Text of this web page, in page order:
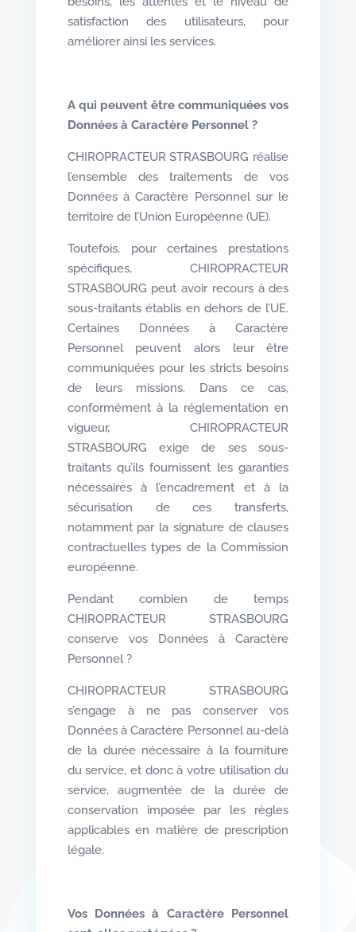
satisfaction des utilisateurs, pour
améliorer ainsi les services.
A qui peuvent être communiquées vos
Données à Caractère Personnel ?
CHIROPRACTEUR STRASBOURG réalise
l’ensemble des traitements de vos
Données à Caractère Personnel sur le
territoire de l’Union Européenne (UE).
Toutefois, pour certaines prestations
spécifiques, CHIROPRACTEUR
STRASBOURG peut avoir recours à des
sous-traitants établis en dehors de l’UE.
Certaines Données à Caractère
Personnel peuvent alors leur être
communiquées pour les stricts besoins
de leurs missions. Dans ce cas,
conformément à la réglementation en
vigueur, CHIROPRACTEUR
STRASBOURG exige de ses sous-
traitants qu’ils fournissent les garanties
nécessaires à l’encadrement et à la
sécurisation de ces transferts,
notamment par la signature de clauses
contractuelles types de la Commission
européenne.
Pendant combien de temps
CHIROPRACTEUR STRASBOURG
conserve vos Données à Caractère
Personnel ?
CHIROPRACTEUR STRASBOURG
s’engage à ne pas conserver vos
Données à Caractère Personnel au-delà
de la durée nécessaire à la fourniture
du service, et donc à votre utilisation du
service, augmentée de la durée de
conservation imposée par les règles
applicables en matière de prescription
légale.
Vos Données à Caractère Personnel